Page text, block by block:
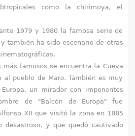
como la chirimoya, el
1979 y 1980 la famosa serie de
también ha sido escenario de otras
más famosos se encuentra la Cueva
al pueblo de Maro. También es muy
un mirador con imponentes
de "Balcón de Europa" fue
XII que visitó la zona en 1885
desastroso, y que quedó cautivado